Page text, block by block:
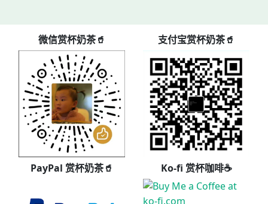
微信赏杯奶茶🥤 支付宝赏杯奶茶🥤
PayPal 赏杯奶茶🥤 Ko-fi 赏杯咖啡☕